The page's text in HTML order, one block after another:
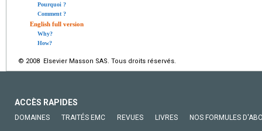
Pourquoi ?
Comment ?
English full version
Why?
How?
© 2008 Elsevier Masson SAS. Tous droits réservés.
ACCÈS RAPIDES
DOMAINES TRAITÉS EMC REVUES LIVRES NOS FORMULES